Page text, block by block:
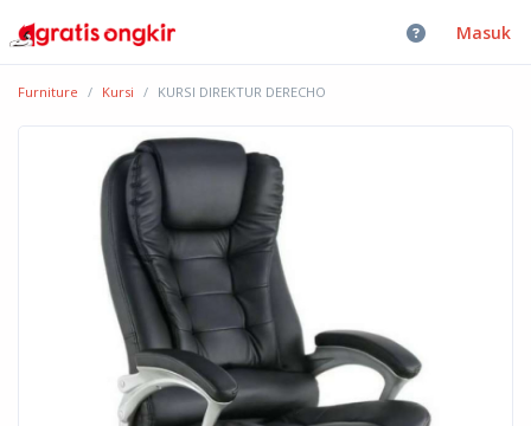
Masuk
Furniture Kursi KURSI DIREKTUR DERECHO